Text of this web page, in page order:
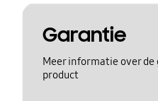
Garantie
Meer informatie over de
product